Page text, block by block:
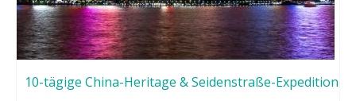
10-tägige China-Heritage & Seidenstraße-Expedition